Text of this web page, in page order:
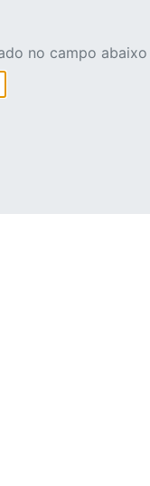
no campo abaixo